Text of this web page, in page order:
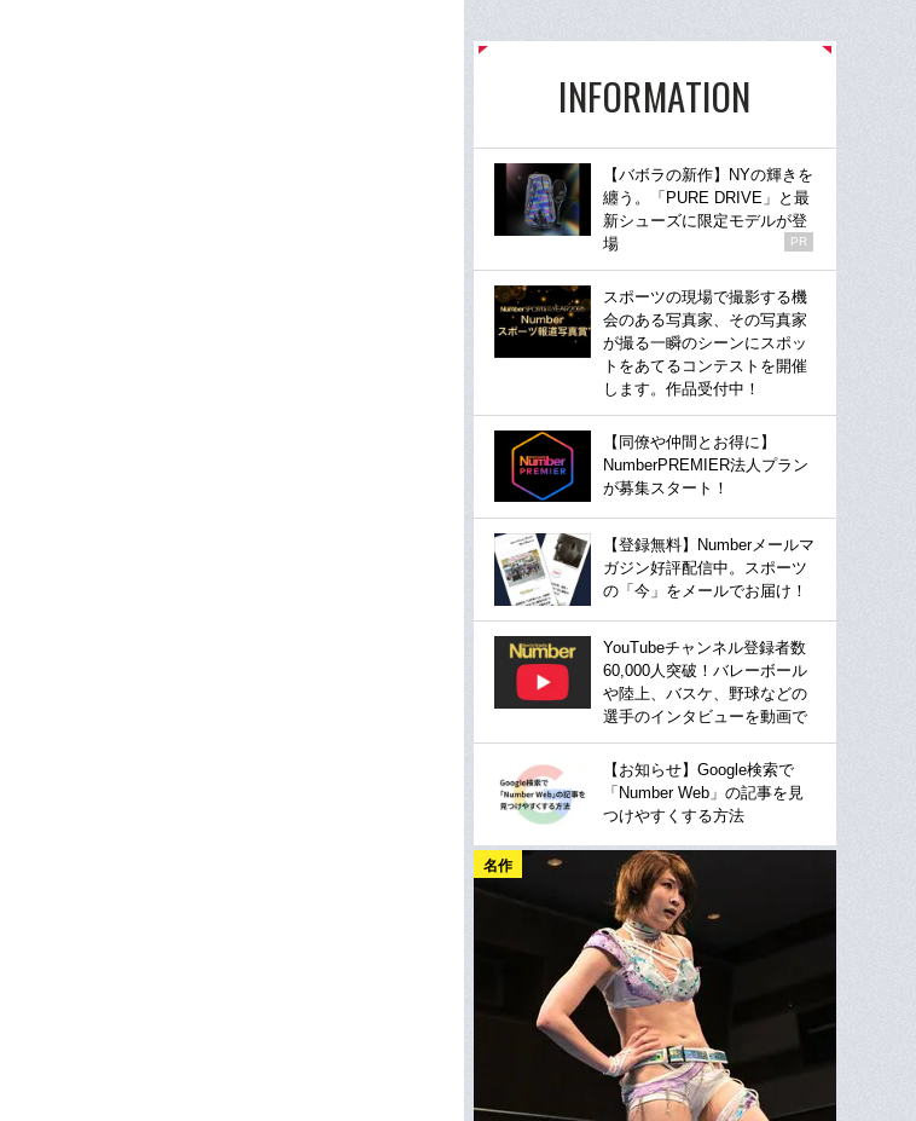
INFORMATION
【バボラの新作】NYの輝きを
纏う。「PURE DRIVE」と最
新シューズに限定モデルが登
場
PR
スポーツの現場で撮影する機
会のある写真家、その写真家
が撮る一瞬のシーンにスポッ
トをあてるコンテストを開催
します。作品受付中！
【同僚や仲間とお得に】
NumberPREMIER法人プラン
が募集スタート！
【登録無料】Numberメールマ
ガジン好評配信中。スポーツ
の「今」をメールでお届け！
YouTubeチャンネル登録者数
60,000人突破！バレーボール
や陸上、バスケ、野球などの
選手のインタビューを動画で
【お知らせ】Google検索で
「Number Web」の記事を見
つけやすくする方法
名作